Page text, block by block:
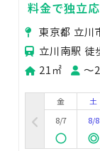
料金で独立
＞ 東京都 立川
立川南駅 徒
21㎡
〜
金
8/7
土
8/8